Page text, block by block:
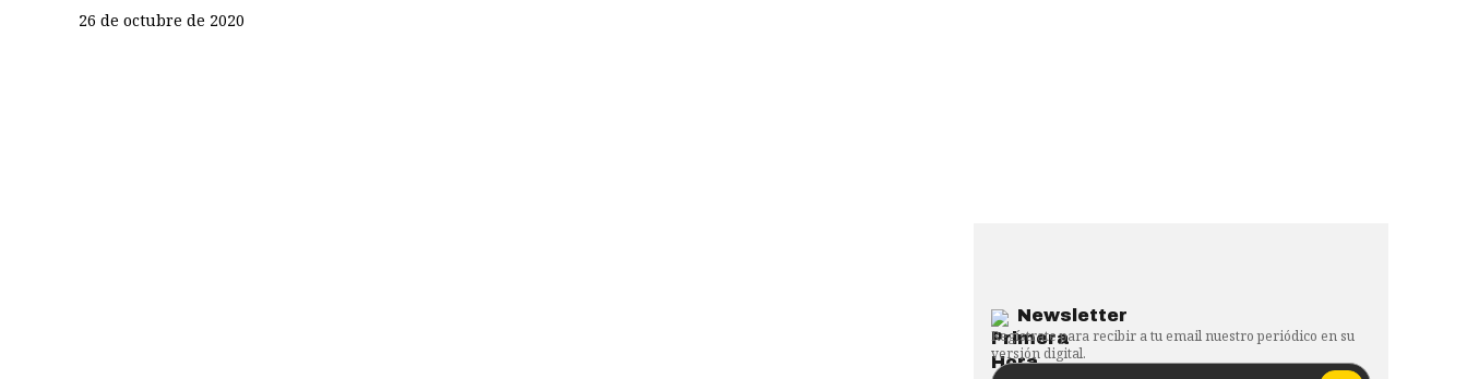
26 de octubre de 2020
Newsletter
Regístrate para recibir a tu email nuestro periódico en su
versión digital.